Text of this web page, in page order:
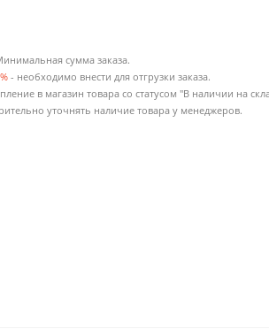
сумма заказа.
- необходимо внести для отгрузки заказа.
в магазин товара со статусом "В наличии на
уточнять наличие товара у менеджеров.